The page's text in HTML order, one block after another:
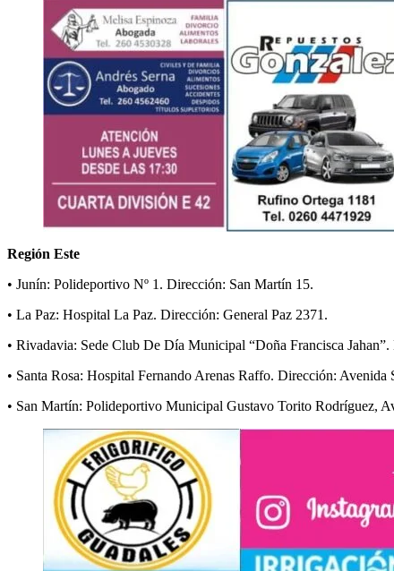
Región Este
• Junín: Polideportivo Nº 1. Dirección: San Martín 15.
• La Paz: Hospital La Paz. Dirección: General Paz 2371.
• Rivadavia: Sede Club De Día Municipal “Doña Francisca
• Santa Rosa: Hospital Fernando Arenas Raffo. Dirección:
• San Martín: Polideportivo Municipal Gustavo Torito Rodríguez,